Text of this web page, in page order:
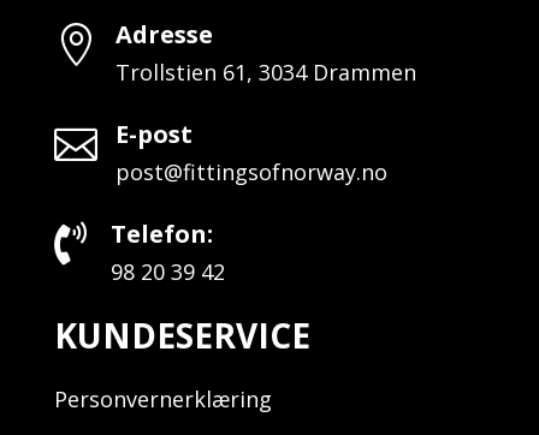
 Adresse
Trollstien 61, 3034 Drammen
 E-post
post@fittingsofnorway.no
 Telefon:
98 20 39 42
KUNDESERVICE
Personvernerklæring